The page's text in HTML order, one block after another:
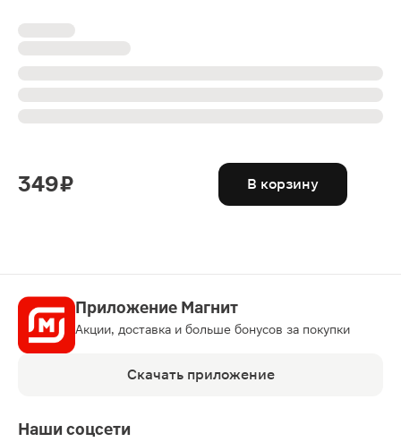
349 ₽ В корзину
Приложение Магнит
Акции, доставка и больше бонусов за покупки
Скачать приложение
Наши соцсети